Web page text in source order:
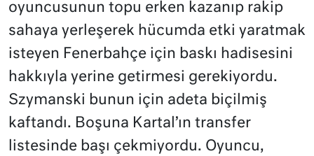
oyuncusunun topu erken kazanıp rakip
sahaya yerleşerek hücumda etki yaratmak
isteyen Fenerbahçe için baskı hadisesini
hakkıyla yerine getirmesi gerekiyordu.
Szymanski bunun için adeta biçilmiş
kaftandı. Boşuna Kartal’ın transfer
listesinde başı çekmiyordu. Oyuncu,